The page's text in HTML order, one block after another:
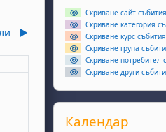
▶︎
6 юнинеделя, 7 юни
Скриване сайт събития
Скриване категория
Скриване курс събития
Скриване група
Скриване потребител
Скриване други
Прескочи Календар
Календар